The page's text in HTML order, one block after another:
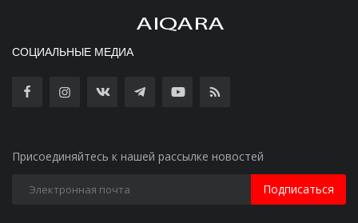
СОЦИАЛЬНЫЕ МЕДИА
Присоединяйтесь к нашей рассылке новостей
Подписаться